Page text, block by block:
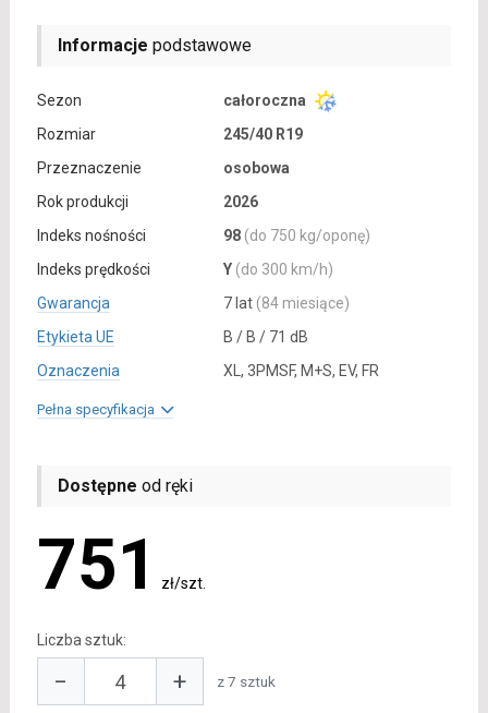
Informacje podstawowe
Sezon
całoroczna
Rozmiar
245/40 R19
Przeznaczenie
osobowa
Rok produkcji
2026
Indeks nośności
98 (do 750 kg/oponę)
Indeks prędkości
Y (do 300 km/h)
Gwarancja
7 lat (84 miesiące)
Etykieta UE
B / B / 71 dB
Oznaczenia
XL, 3PMSF, M+S, EV, FR
Pełna specyfikacja
Dostępne od ręki
751 zł/szt.
Liczba sztuk:
− + z 7 sztuk